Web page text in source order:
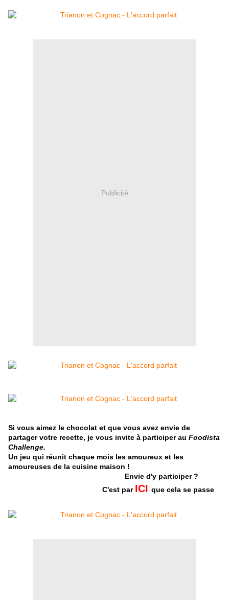
Publicité
Si vous aimez le chocolat et que vous avez envie de
partager votre recette, je vous invite à participer au Foodista
Challenge.
Un jeu qui réunit chaque mois les amoureux et les
amoureuses de la cuisine maison !
Envie d'y participer ?
C'est par ICI que cela se passe